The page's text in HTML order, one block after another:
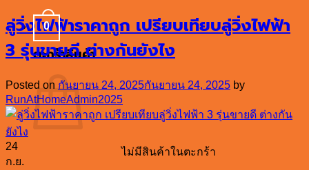
0
ตะกร้าสินค้า
ไม่มีสินค้าในตะกร้า
ลู่วิ่งไฟฟ้าราคาถูก เปรียบเทียบลู่วิ่งไฟฟ้า
3 รุ่นขายดี ต่างกันยังไง
Posted on กันยายน 24, 2025กันยายน 24, 2025 by
RunAtHomeAdmin2025
24
ก.ย.